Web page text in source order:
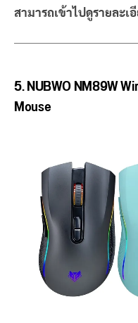
สามารถเข้าไปดูรายละเ
5. NUBWO NM89W
Mouse